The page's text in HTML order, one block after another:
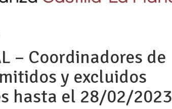
– Coordinadores de
y excluidos
hasta el 28/02/2023